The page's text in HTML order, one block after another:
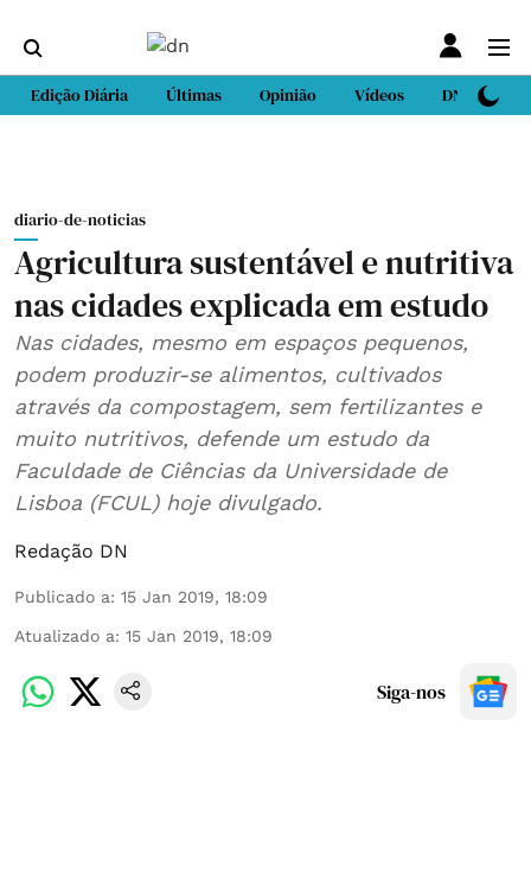
Edição Diária Últimas Opinião Vídeos DN Sport
diario-de-noticias
Agricultura sustentável e nutritiva
nas cidades explicada em estudo
Nas cidades, mesmo em espaços pequenos,
podem produzir-se alimentos, cultivados
através da compostagem, sem fertilizantes e
muito nutritivos, defende um estudo da
Faculdade de Ciências da Universidade de
Lisboa (FCUL) hoje divulgado.
Redação DN
Publicado a: 15 Jan 2019, 18:09
Atualizado a: 15 Jan 2019, 18:09
Siga-nos